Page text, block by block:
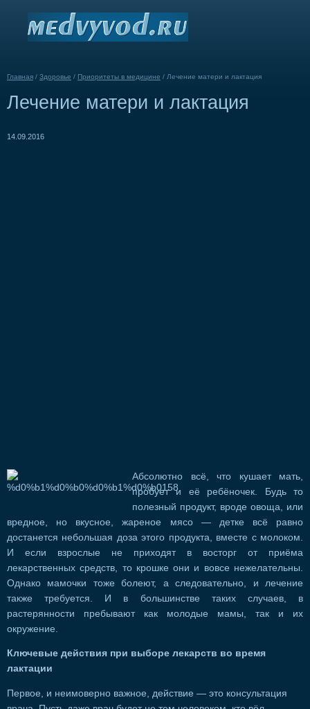
Главная / Здоровье / Приоритеты в медицине / Лечение матери и лактация
Лечение матери и лактация
14.09.2016
Абсолютно всё, что кушает мать,
пробует и её ребёночек. Будь то
полезный продукт, вроде овоща, или
вредное, но вкусное, жареное мясо — детке всё равно
достанется небольшая доза этого продукта, вместе с молоком.
И если взрослые не приходят в восторг от приёма
лекарственных средств, то крошке они и вовсе нежелательны.
Однако мамочки тоже болеют, а следовательно, и лечение
также требуется. И в большинстве таких случаев, в
растерянности пребывают как молодые мамы, так и их
окружение.
Ключевые действия при выборе лекарств во время
лактации
Первое, и неимоверно важное, действие — это консультация